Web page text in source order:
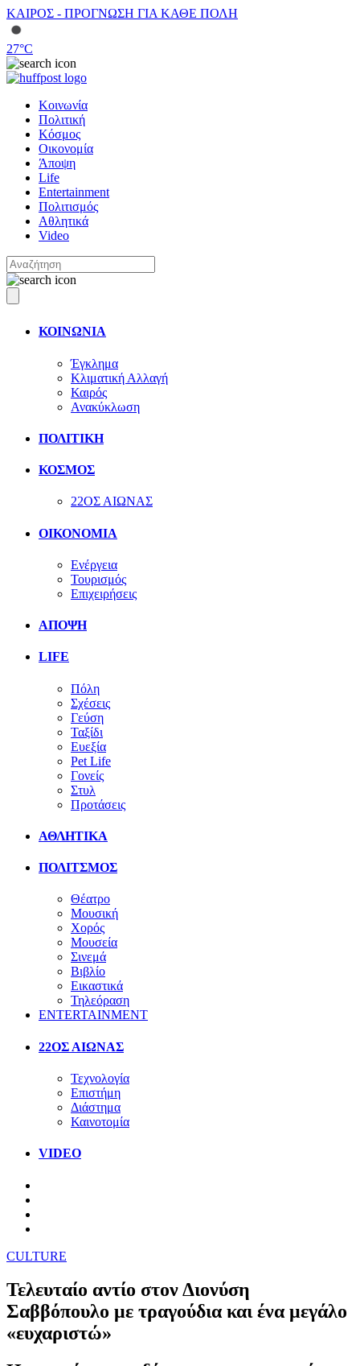
ΚΑΙΡΟΣ - ΠΡΟΓΝΩΣΗ ΓΙΑ ΚΑΘΕ ΠΟΛΗ
27°C
Κοινωνία
Πολιτική
Κόσμος
Οικονομία
Άποψη
Life
Entertainment
Πολιτισμός
Αθλητικά
Video
ΚΟΙΝΩΝΙΑ
Έγκλημα
Κλιματική Αλλαγή
Καιρός
Ανακύκλωση
ΠΟΛΙΤΙΚΗ
ΚΟΣΜΟΣ
22ΟΣ ΑΙΩΝΑΣ
ΟΙΚΟΝΟΜΙΑ
Ενέργεια
Τουρισμός
Επιχειρήσεις
ΑΠΟΨΗ
LIFE
Πόλη
Σχέσεις
Γεύση
Ταξίδι
Ευεξία
Pet Life
Γονείς
Στυλ
Προτάσεις
ΑΘΛΗΤΙΚΑ
ΠΟΛΙΤΣΜΟΣ
Θέατρο
Μουσική
Χορός
Μουσεία
Σινεμά
Βιβλίο
Εικαστικά
Τηλεόραση
ENTERTAINMENT
22ΟΣ ΑΙΩΝΑΣ
Τεχνολογία
Επιστήμη
Διάστημα
Καινοτομία
VIDEO
CULTURE
Τελευταίο αντίο στον Διονύση
Σαββόπουλο με τραγούδια και ένα μεγάλο
«ευχαριστώ»